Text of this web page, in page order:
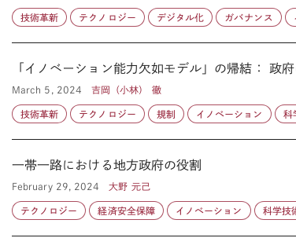
技術革新 テクノロジー デジタル化 ガバナンス
「イノベーション能力欠如モデル」の帰結： 政
March 5, 2024 吉岡（小林） 徹
技術革新 テクノロジー 規制 イノベーション 科
一帯一路における地方政府の役割
February 29, 2024 大野 元己
テクノロジー 経済安全保障 イノベーション 科学技